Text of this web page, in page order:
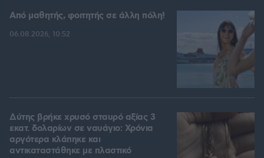
Από μαθητής, φοιτητής σε άλλη πόλη!
06.08.2026, 10:52
Δύτης βρήκε χρυσό σταυρό αξίας 3
εκατ. δολαρίων σε ναυάγιο: Χρόνια
αργότερα κλάπηκε και
αντικαταστάθηκε με πλαστικό